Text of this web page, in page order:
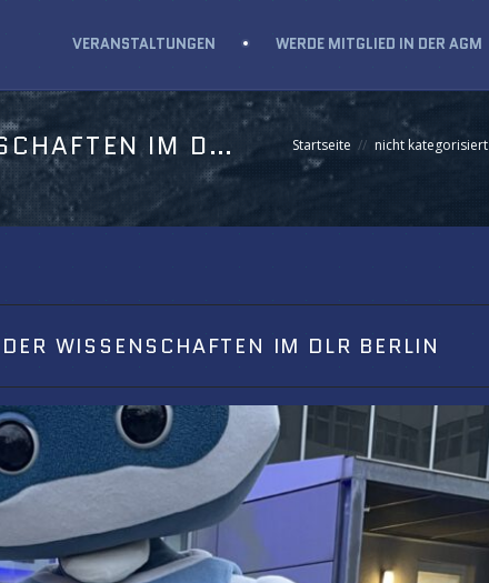
VERANSTALTUNGEN WERDE MITGLIED IN DER AGM
LANGE NACHT DER WISSENSCHAFTEN IM DLR BERLIN Startseite nicht kategorisiert
WISSENSCHAFTEN IM DLR BERLIN